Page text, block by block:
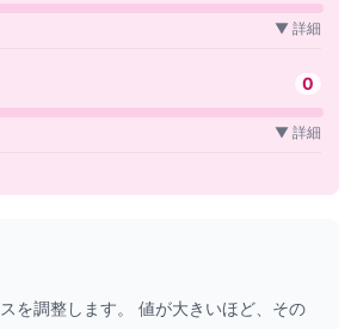
▼ 詳細
0
▼ 詳細
を調整します。 値が大きいほど、その